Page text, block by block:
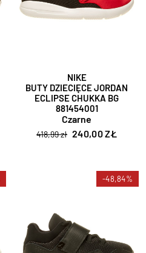
NIKE
BUTY DZIECIĘCE JORDAN
ECLIPSE CHUKKA BG
881454001
Czarne
418,99 zł 240,00 ZŁ
-48,84%